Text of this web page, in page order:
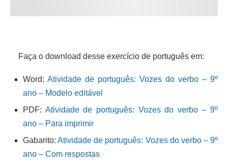
Faça o download desse exercício de português em:
Word: Atividade de português: Vozes do verbo – 9º
ano – Modelo editável
PDF: Atividade de português: Vozes do verbo – 9º
ano – Para imprimir
Gabarito:Atividade de português: Vozes do verbo – 9º
ano – Com respostas